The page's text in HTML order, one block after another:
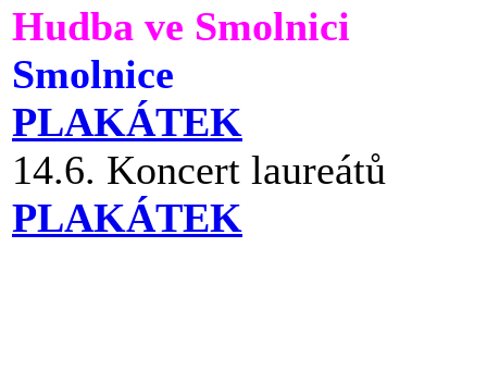
Hudba ve Smolnici
Smolnice
PLAKÁTEK
14.6. Koncert laureátů
PLAKÁTEK